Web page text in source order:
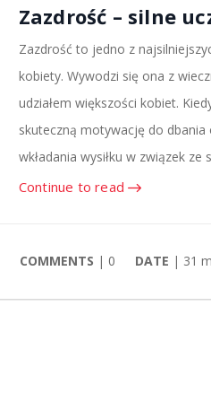
Zazdrość – silne
Zazdrość to jedno z
kobiety. Wywodzi się ona z
udziałem większości kobiet.
skuteczną motywację do
wkładania wysiłku w związek
Continue to read
COMMENTS | 0 DATE | 31